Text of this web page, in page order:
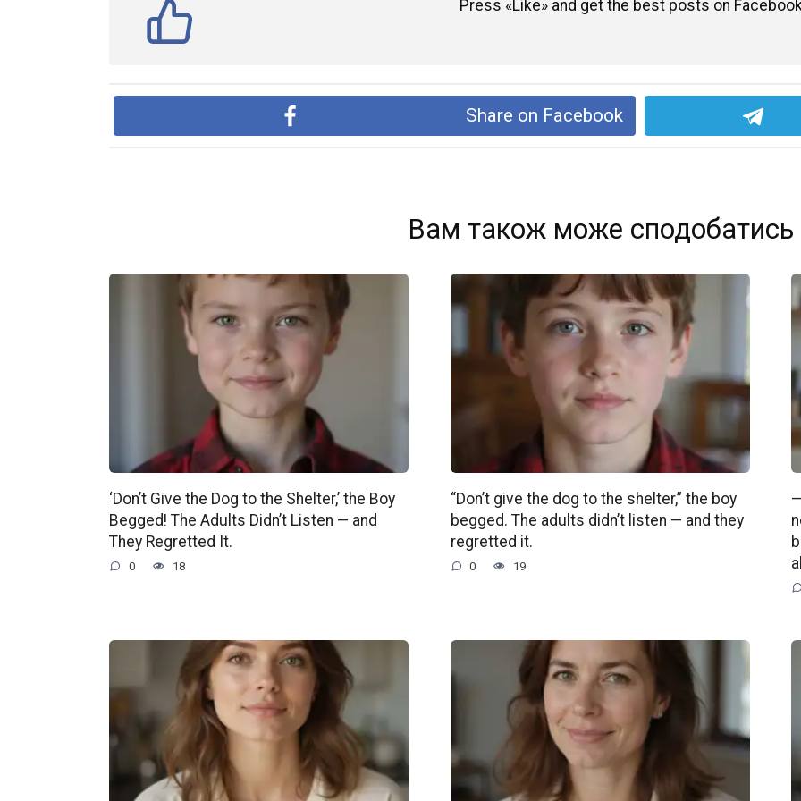
Press «Like» and get the best posts on
Share on Facebook
Вам також може сподобатись
‘Don’t Give the Dog to the Shelter,’ the Boy
Begged! The Adults Didn’t Listen — and
They Regretted It.
0 18
“Don’t give the dog to the shelter,” the boy
begged. The adults didn’t listen — and they
regretted it.
0 19